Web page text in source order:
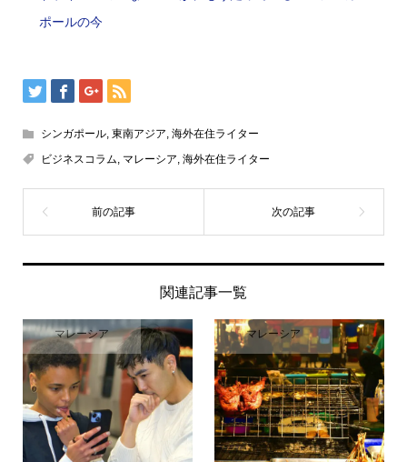
ポールの今
シンガポール, 東南アジア 海外在住ライター
ビジネスコラム マレーシア 海外在住ライター
関連記事一覧
マレーシア マレーシア